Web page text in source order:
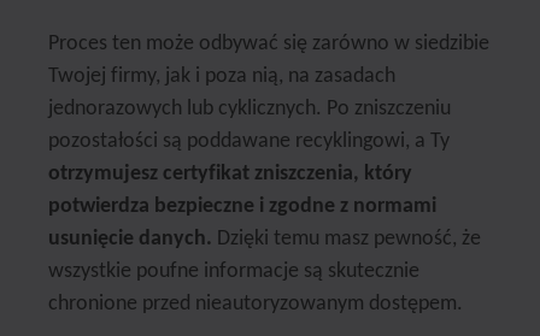
Proces ten może odbywać się zarówno w siedzibie
Twojej firmy, jak i poza nią, na zasadach
jednorazowych lub cyklicznych. Po zniszczeniu
pozostałości są poddawane recyklingowi, a Ty
otrzymujesz certyfikat zniszczenia, który
potwierdza bezpieczne i zgodne z normami
usunięcie danych. Dzięki temu masz pewność, że
wszystkie poufne informacje są skutecznie
chronione przed nieautoryzowanym dostępem.